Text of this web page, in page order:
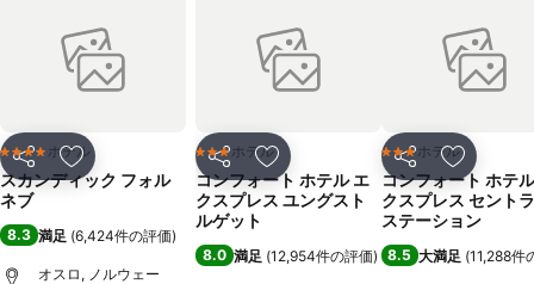
シェア お気に入りに追加
4 ホテルのランク
ホテル
スカンディック フォル
ネブ
8.3 満足 (6,424件の評価)
オスロ, ノルウェー
シェア お気に入りに追加
3 ホテルのランク
ホテル
コンフォート ホテル エ
クスプレス ユングスト
ルゲット
8.0 満足 (12,954件の評価)
シェア お気に入
3 ホテルのランク
ホテル
コンフォート ホテ
クスプレス セント
ステーション
8.5 大満足 (11,288件